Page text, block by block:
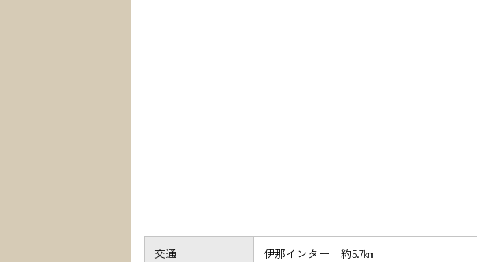
交通
伊那インター 約5.7㎞